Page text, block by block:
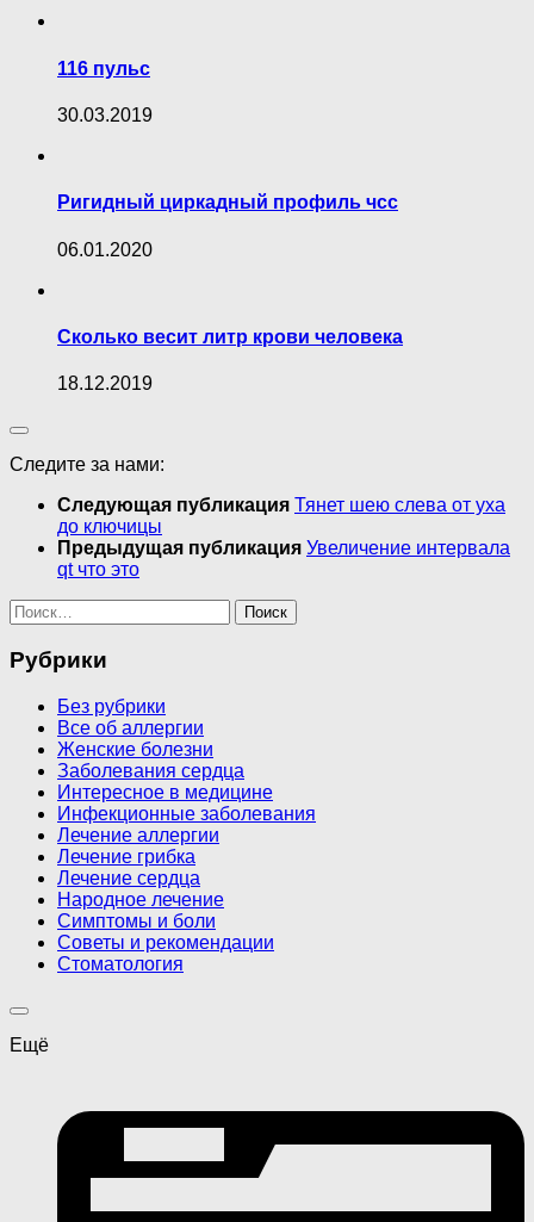
116 пульс
30.03.2019
Ригидный циркадный профиль чсс
06.01.2020
Сколько весит литр крови человека
18.12.2019
Следите за нами:
Следующая публикация Тянет шею слева от уха
до ключицы
Предыдущая публикация Увеличение интервала
qt что это
Найти:
Рубрики
Без рубрики
Все об аллергии
Женские болезни
Заболевания сердца
Интересное в медицине
Инфекционные заболевания
Лечение аллергии
Лечение грибка
Лечение сердца
Народное лечение
Симптомы и боли
Советы и рекомендации
Стоматология
Ещё